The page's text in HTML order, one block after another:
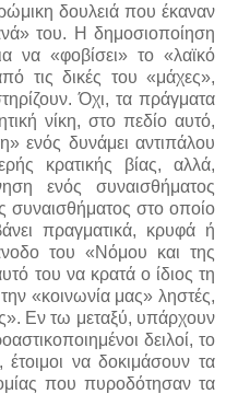
δουλειά που έκαναν
του. Η δημοσιοποίηση
να «φοβίσει» το «λαϊκό
τις δικές του «μάχες»,
Όχι, τα πράγματα
νίκη, στο πεδίο αυτό,
ενός δυνάμει αντιπάλου
κρατικής βίας, αλλά,
ενός συναισθήματος
συναισθήματος στο οποίο
πραγματικά, κρυφά ή
του «Νόμου και της
του να κρατά ο ίδιος τη
«κοινωνία μας» ληστές,
Εν τω μεταξύ, υπάρχουν
δειλοί, το
να δοκιμάσουν τα
που πυροδότησαν τα